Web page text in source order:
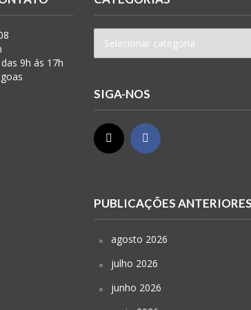
9h ás 17h
SIGA-NOS
PUBLICAÇÕES ANTERIORES
agosto 2026
julho 2026
junho 2026